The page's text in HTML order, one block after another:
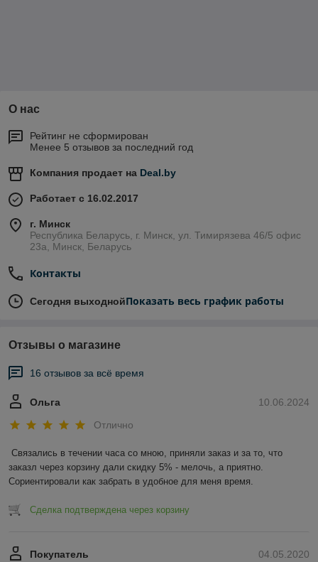
О нас
Рейтинг не сформирован
Менее 5 отзывов за последний год
Компания продает на Deal.by
Работает с 16.02.2017
г. Минск
Республика Беларусь, г. Минск, ул. Тимирязева 46/5 офис
23а, Минск, Беларусь
Контакты
Сегодня выходнойПоказать весь график работы
Отзывы о магазине
16 отзывов за всё время
10.06.2024
Ольга
Отлично
Связались в течении часа со мною, приняли заказ и за то, что
заказл через корзину дали скидку 5% - мелочь, а приятно.
Сориентировали как забрать в удобное для меня время.
Сделка подтверждена через корзину
04.05.2020
Покупатель